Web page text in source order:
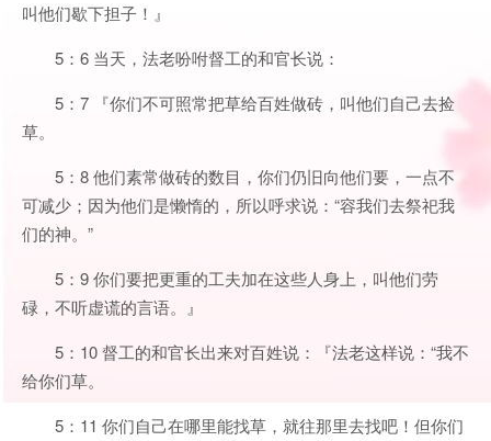
叫他们歇下担子！』
5：6 当天，法老吩咐督工的和官长说：
5：7 『你们不可照常把草给百姓做砖，叫他们自己去捡
草。
5：8 他们素常做砖的数目，你们仍旧向他们要，一点不
可减少；因为他们是懒惰的，所以呼求说：“容我们去祭祀我
们的神。”
5：9 你们要把更重的工夫加在这些人身上，叫他们劳
碌，不听虚谎的言语。』
5：10 督工的和官长出来对百姓说：『法老这样说：“我不
给你们草。
5：11 你们自己在哪里能找草，就往那里去找吧！但你们